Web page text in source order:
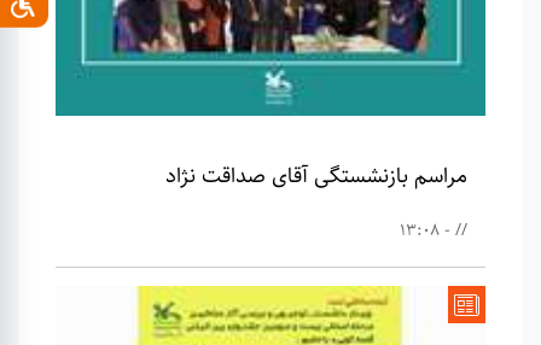
مراسم بازنشستگی آقای صداقت نژاد
// - 13:08